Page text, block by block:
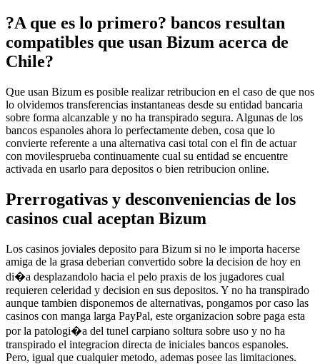
?A que es lo primero? bancos resultan
compatibles que usan Bizum acerca de
Chile?
Que usan Bizum es posible realizar retribucion en el caso de que nos
lo olvidemos transferencias instantaneas desde su entidad bancaria
sobre forma alcanzable y no ha transpirado segura. Algunas de los
bancos espanoles ahora lo perfectamente deben, cosa que lo
convierte referente a una alternativa casi total con el fin de actuar
con movilesprueba continuamente cual su entidad se encuentre
activada en usarlo para depositos o bien retribucion online.
Prerrogativas y desconveniencias de los
casinos cual aceptan Bizum
Los casinos joviales deposito para Bizum si no le importa hacerse
amiga de la grasa deberian convertido sobre la decision de hoy en
di�a desplazandolo hacia el pelo praxis de los jugadores cual
requieren celeridad y decision en sus depositos. Y no ha transpirado
aunque tambien disponemos de alternativas, pongamos por caso las
casinos con manga larga PayPal, este organizacion sobre paga esta
por la patologi�a del tunel carpiano soltura sobre uso y no ha
transpirado el integracion directa de iniciales bancos espanoles.
Pero, igual que cualquier metodo, ademas posee las limitaciones.